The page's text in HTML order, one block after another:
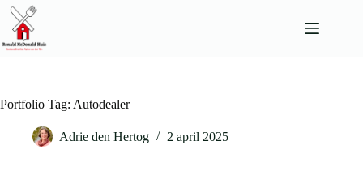
Ga
naar
inhoud
Portfolio Tag: Autodealer
Adrie den Hertog 2 april 2025